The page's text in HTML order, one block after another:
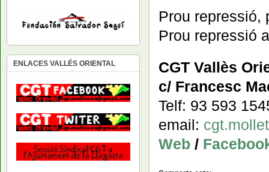
Prou repressió,
Prou repressió
CGT Vallès
c/ Francesc
Telf: 93 593
email:
Web /
ENLACES VALLÉS ORIENTAL